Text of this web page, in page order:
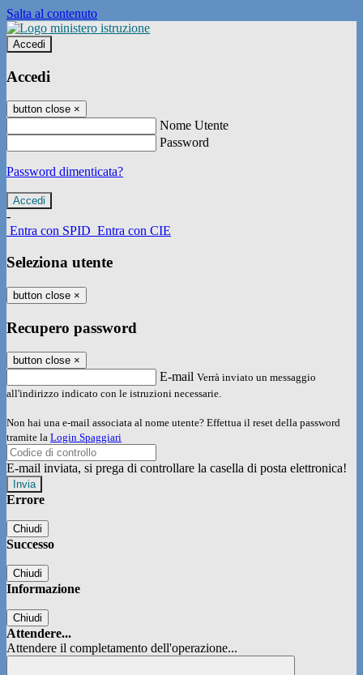
Salta al contenuto
Accedi
Accedi
button close ×
Nome Utente
Password
Password dimenticata?
-
Entra con SPID Entra con CIE
Seleziona utente
button close ×
Recupero password
button close ×
E-mail Verrà inviato un messaggio
all'indirizzo indicato con le istruzioni necessarie.
Non hai una e-mail associata al nome utente? Effettua il reset della password
tramite la Login Spaggiari
E-mail inviata, si prega di controllare la casella di posta elettronica!
Errore
Chiudi
Successo
Chiudi
Informazione
Chiudi
Attendere...
Attendere il completamento dell'operazione...